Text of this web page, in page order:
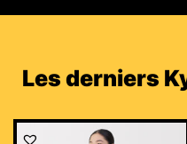
Les derniers